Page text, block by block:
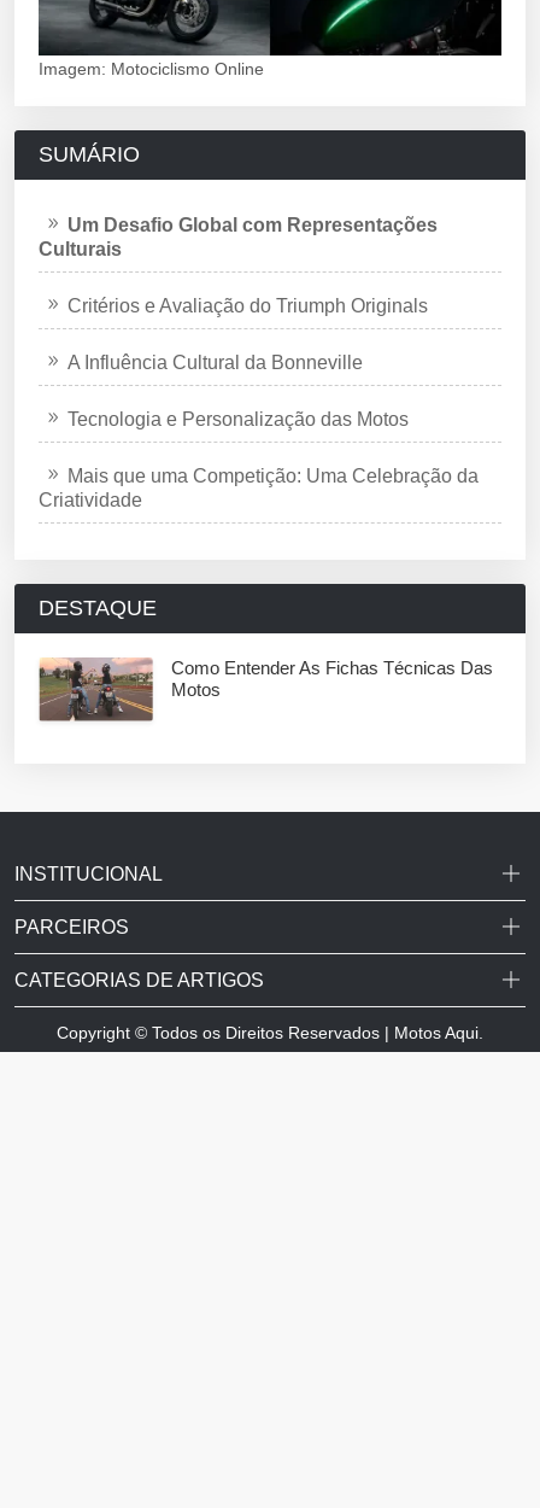
Imagem: Motociclismo Online
SUMÁRIO
Um Desafio Global com Representações
Culturais
Critérios e Avaliação do Triumph Originals
A Influência Cultural da Bonneville
Tecnologia e Personalização das Motos
Mais que uma Competição: Uma Celebração da
Criatividade
DESTAQUE
Como Entender As Fichas Técnicas Das
Motos
INSTITUCIONAL
PARCEIROS
CATEGORIAS DE ARTIGOS
Copyright © Todos os Direitos Reservados | Motos Aqui.